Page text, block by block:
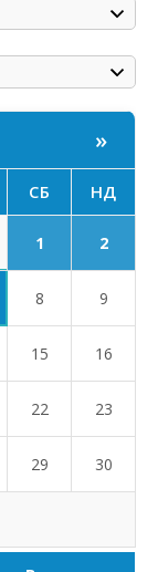
»
СБ НД
1 2
8 9
15 16
22 23
29 30